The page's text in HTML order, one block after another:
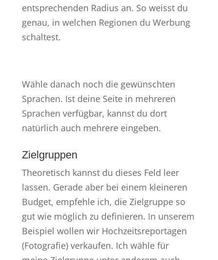
entsprechenden Radius an. So weisst du
genau, in welchen Regionen du Werbung
schaltest.
Wähle danach noch die gewünschten
Sprachen. Ist deine Seite in mehreren
Sprachen verfügbar, kannst du dort
natürlich auch mehrere eingeben.
Zielgruppen
Theoretisch kannst du dieses Feld leer
lassen. Gerade aber bei einem kleineren
Budget, empfehle ich, die Zielgruppe so
gut wie möglich zu definieren. In unserem
Beispiel wollen wir Hochzeitsreportagen
(Fotografie) verkaufen. Ich wähle für